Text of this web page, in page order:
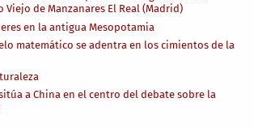
de Manzanares El Real (Madrid)
en la antigua Mesopotamia
matemático se adentra en los cimientos de la
a China en el centro del debate sobre la